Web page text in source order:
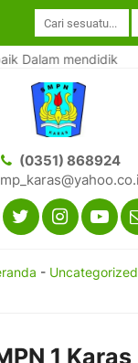
mendidik
(0351) 868924
- Uncategorized
1 Karas